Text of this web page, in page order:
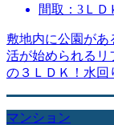
間取：3ＬＤ
敷地内に公園が
活が始められる
の３ＬＤＫ！水回
マンション